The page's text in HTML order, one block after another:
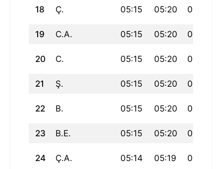
18 Ç. 05:15 05:20 06:38
19 C.A. 05:15 05:20 06:38
20 C. 05:15 05:20 06:38
21 Ş. 05:15 05:20 06:38
22 B. 05:15 05:20 06:38
23 B.E. 05:15 05:20 06:37
24 Ç.A. 05:14 05:19 06:37